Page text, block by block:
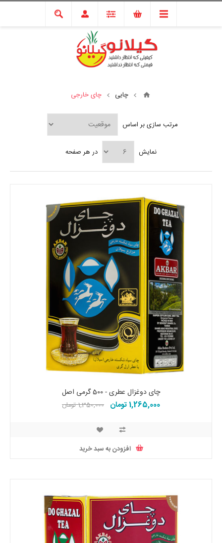
چایی چای خارجی
مرتب سازی بر اساس
نمایش در هر صفحه
چای دوغزال عطری - 500 گرمی اصل
1,265,000 تومان 1,350,000 تومان
افزودن به سبد خرید